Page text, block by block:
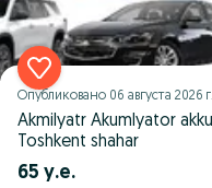
Опубликовано 06 августа 2026 г.
Akmilyatr Akumlyator
Toshkent shahar
65 у.е.